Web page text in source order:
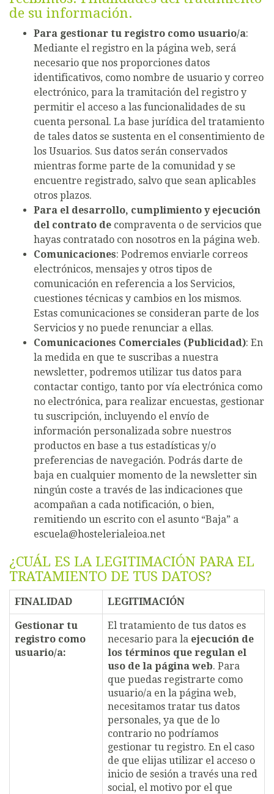
de su información.
Para gestionar tu registro como usuario/a:
Mediante el registro en la página web, será
necesario que nos proporciones datos
identificativos, como nombre de usuario y correo
electrónico, para la tramitación del registro y
permitir el acceso a las funcionalidades de su
cuenta personal. La base jurídica del tratamiento
de tales datos se sustenta en el consentimiento de
los Usuarios. Sus datos serán conservados
mientras forme parte de la comunidad y se
encuentre registrado, salvo que sean aplicables
otros plazos.
Para el desarrollo, cumplimiento y ejecución
del contrato de compraventa o de servicios que
hayas contratado con nosotros en la página web.
Comunicaciones: Podremos enviarle correos
electrónicos, mensajes y otros tipos de
comunicación en referencia a los Servicios,
cuestiones técnicas y cambios en los mismos.
Estas comunicaciones se consideran parte de los
Servicios y no puede renunciar a ellas.
Comunicaciones Comerciales (Publicidad): En
la medida en que te suscribas a nuestra
newsletter, podremos utilizar tus datos para
contactar contigo, tanto por vía electrónica como
no electrónica, para realizar encuestas, gestionar
tu suscripción, incluyendo el envío de
información personalizada sobre nuestros
productos en base a tus estadísticas y/o
preferencias de navegación. Podrás darte de
baja en cualquier momento de la newsletter sin
ningún coste a través de las indicaciones que
acompañan a cada notificación, o bien,
remitiendo un escrito con el asunto “Baja” a
escuela@hostelerialeioa.net
¿CUÁL ES LA LEGITIMACIÓN PARA EL
TRATAMIENTO DE TUS DATOS?
FINALIDAD LEGITIMACIÓN
Gestionar tu
registro como
usuario/a:
El tratamiento de tus datos es
necesario para la ejecución de
los términos que regulan el
uso de la página web. Para
que puedas registrarte como
usuario/a en la página web,
necesitamos tratar tus datos
personales, ya que de lo
contrario no podríamos
gestionar tu registro. En el caso
de que elijas utilizar el acceso o
inicio de sesión a través una red
social, el motivo por el que